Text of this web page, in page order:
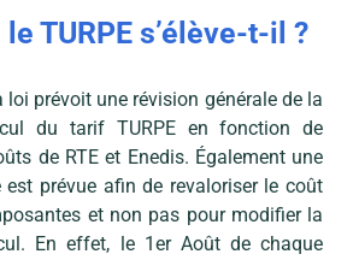
TURPE s’élève-t-il ?
loi prévoit une révision générale de la
du tarif TURPE en fonction de
de RTE et Enedis. Également une
est prévue afin de revaloriser le coût
et non pas pour modifier la
En effet, le 1er Août de chaque